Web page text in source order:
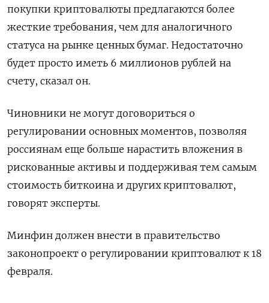
покупки криптовалюты предлагаются более
жесткие требования, чем для аналогичного
статуса на рынке ценных бумаг. Недостаточно
будет просто иметь 6 миллионов рублей на
счету, сказал он.
Чиновники не могут договориться о
регулировании основных моментов, позволяя
россиянам еще больше нарастить вложения в
рискованные активы и поддерживая тем самым
стоимость биткоина и других криптовалют,
говорят эксперты.
Минфин должен внести в правительство
законопроект о регулировании криптовалют к 18
февраля.